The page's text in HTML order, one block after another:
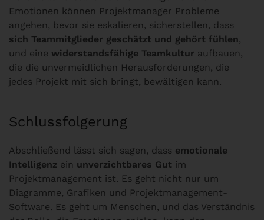
Emotionen können Projektmanager Probleme
angehen, bevor sie eskalieren, sicherstellen, dass
sich Teammitglieder geschätzt und gehört fühlen,
und eine widerstandsfähige Teamkultur aufbauen,
die die unvermeidlichen Herausforderungen, die
jedes Projekt mit sich bringt, bewältigen kann.
Schlussfolgerung
Abschließend lässt sich sagen, dass emotionale
Intelligenz ein unverzichtbares Gut im
Projektmanagement ist. Es geht nicht nur um
Diagramme, Grafiken und Projektmanagement-
Software. Es geht um Menschen, und das Verständnis